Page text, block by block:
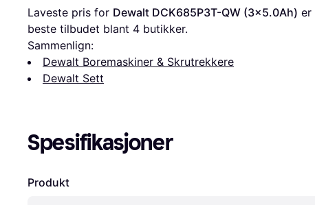
Laveste pris for Dewalt DCK685P3T-QW (3x5.0Ah) er
beste tilbudet blant 4 butikker.
Sammenlign:
Dewalt Boremaskiner & Skrutrekkere
Dewalt Sett
Spesifikasjoner
Produkt